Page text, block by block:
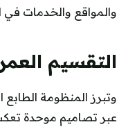
والمواقع والخدمات في
التقسيم
وتبرز المنظومة الطابع
عبر تصاميم موحدة